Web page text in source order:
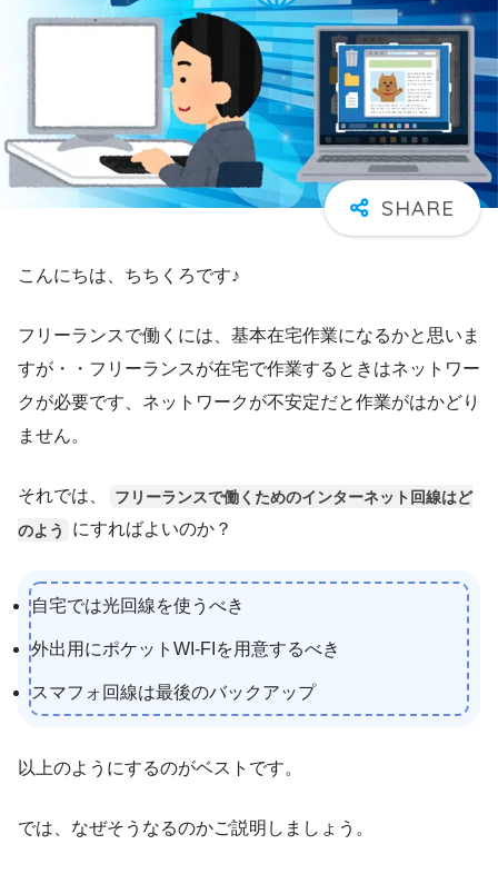
こんにちは、ちちくろです♪
フリーランスで働くには、基本在宅作業になるかと思いま
すが・・フリーランスが在宅で作業するときはネットワー
クが必要です、ネットワークが不安定だと作業がはかどり
ません。
それでは、
フリーランスで働くためのインターネット回線はど
のよう
にすればよいのか？
自宅では光回線を使うべき
外出用にポケットWI-FIを用意するべき
スマフォ回線は最後のバックアップ
以上のようにするのがベストです。
では、なぜそうなるのかご説明しましょう。